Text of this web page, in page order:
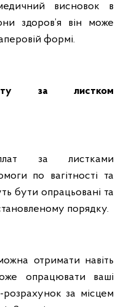
висновок в
здоров’я він може
формі.
за листком
за листками
по вагітності та
бути опрацьовані та
порядку.
отримати навіть
опрацювати ваші
за місцем